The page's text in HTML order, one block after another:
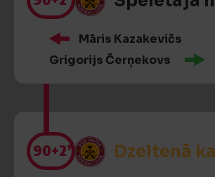
Māris Kazakevičs
Grigorijs Čerņekovs
90+2’ Dzeltenā